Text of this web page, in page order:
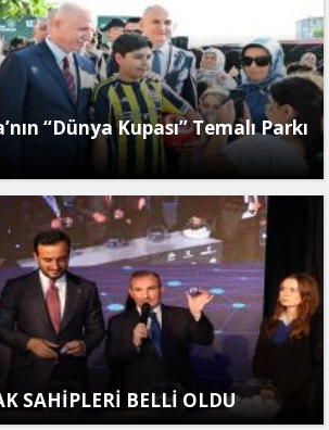
“Dünya Kupası” Temalı Parkı
SAHİPLERİ BELLİ OLDU